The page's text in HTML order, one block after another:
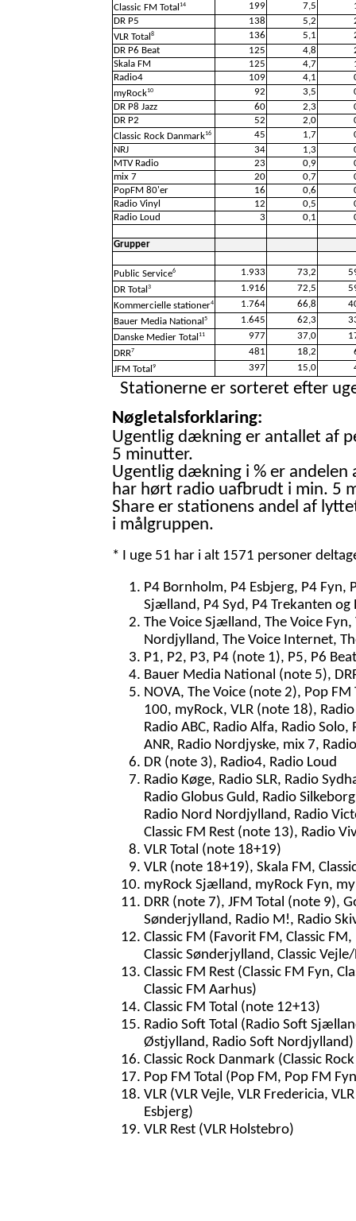
Classic FM Total 14 199 7,5
DR P5
138 5,2
VLR Total 8 136 5,1
DR P6 Beat
125 4,8
Skala FM
125 4,7
Radio4
109 4,1
myRock10 92 3,5
DR P8 Jazz
60 2,3
DR P2
52 2,0
Classic Rock Danmark16 45 1,7
NRJ
34 1,3
MTV Radio
23 0,9
mix 7
20 0,7
PopFM 80'er
16 0,6
Radio Vinyl
12 0,5
Radio Loud
3 0,1
Grupper
Public Service6 1.933 73,2
DR Total 3 1.916 72,5
Kommercielle stationer4 1.764 66,8
Bauer Media National 5 1.645 62,3
Danske Medier Total 11 977 37,0
DRR7 481 18,2
JFM Total 9 397 15,0
Stationerne er sorteret efter
Nøgletalsforklaring:
Ugentlig dækning er antallet af
5 minutter.
Ugentlig dækning i % er
har hørt radio uafbrudt i min. 5
Share er stationens andel af
i målgruppen.
* I uge 51 har i alt 1571 personer
P4 Bornholm, P4 Esbjerg, P4
Sjælland, P4 Syd, P4 Trekanten
The Voice Sjælland, The Voice
Nordjylland, The Voice Internet,
P1, P2, P3, P4 (note 1), P5, P6
Bauer Media National (note 5),
NOVA, The Voice (note 2), Pop
100, myRock, VLR (note 18),
Radio ABC, Radio Alfa, Radio
ANR, Radio Nordjyske, mix 7,
DR (note 3), Radio4, Radio Loud
Radio Køge, Radio SLR, Radio
Radio Globus Guld, Radio
Radio Nord Nordjylland, Radio
Classic FM Rest (note 13), Radio
VLR Total (note 18+19)
VLR (note 18+19), Skala FM,
myRock Sjælland, myRock Fyn,
DRR (note 7), JFM Total (note 9),
Sønderjylland, Radio M!, Radio
Classic FM (Favorit FM, Classic
Classic Sønderjylland, Classic
Classic FM Rest (Classic FM Fyn,
Classic FM Aarhus)
Classic FM Total (note 12+13)
Radio Soft Total (Radio Soft
Østjylland, Radio Soft Nordjylland)
Classic Rock Danmark (Classic
Pop FM Total (Pop FM, Pop FM
VLR (VLR Vejle, VLR Fredericia,
Esbjerg)
VLR Rest (VLR Holstebro)